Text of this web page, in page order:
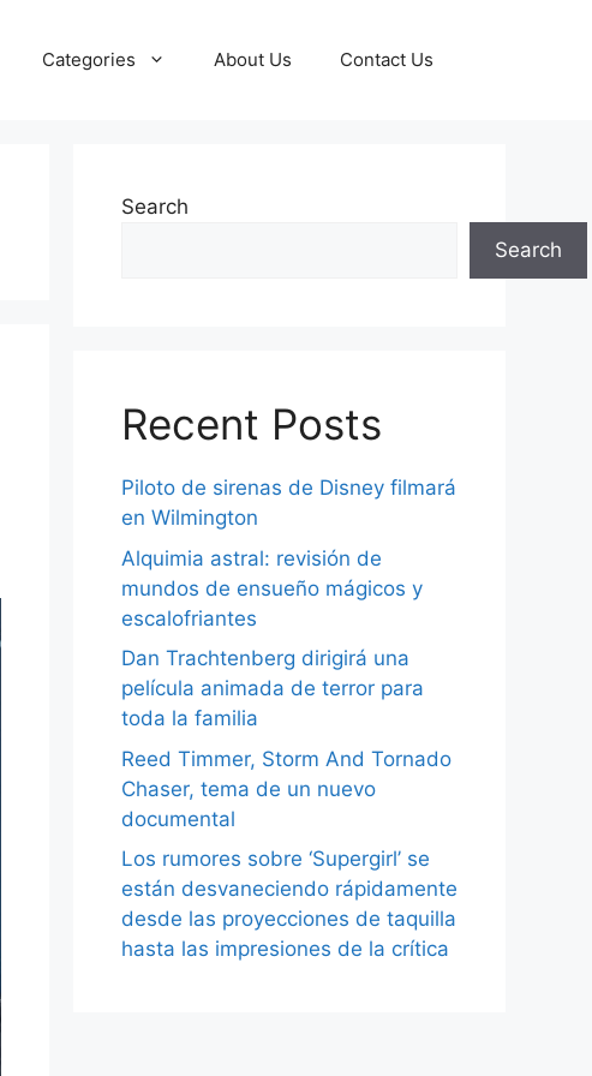
Categories About Us Contact Us
Search
Search
Recent Posts
Piloto de sirenas de Disney filmará
en Wilmington
Alquimia astral: revisión de
mundos de ensueño mágicos y
escalofriantes
Dan Trachtenberg dirigirá una
película animada de terror para
toda la familia
Reed Timmer, Storm And Tornado
Chaser, tema de un nuevo
documental
Los rumores sobre ‘Supergirl’ se
están desvaneciendo rápidamente
desde las proyecciones de taquilla
hasta las impresiones de la crítica